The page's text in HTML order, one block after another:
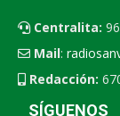
Centralita:
Mail:
Redacción:
SÍGUENOS